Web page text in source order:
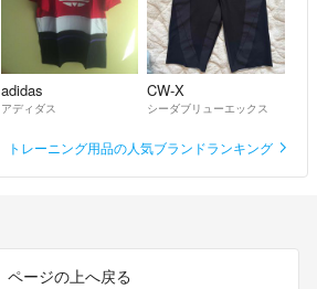
adidas
アディダス
CW-X
シーダブリューエックス
トレーニング用品の人気ブランドランキング
ページの上へ戻る